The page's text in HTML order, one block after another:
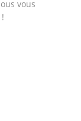
vous